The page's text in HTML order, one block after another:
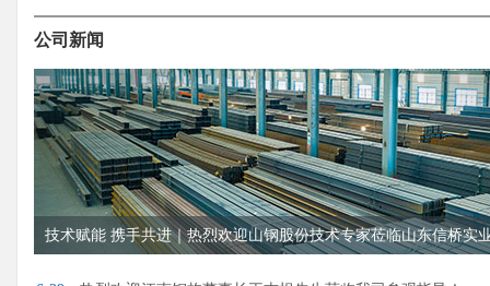
公司新闻
技术赋能 携手共进｜热烈欢迎山钢股份技术专家莅临山东信桥实